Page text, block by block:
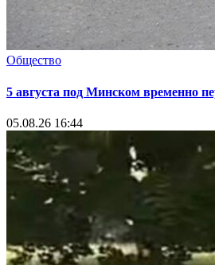
Общество
5 августа под Минском временно
05.08.26 16:44